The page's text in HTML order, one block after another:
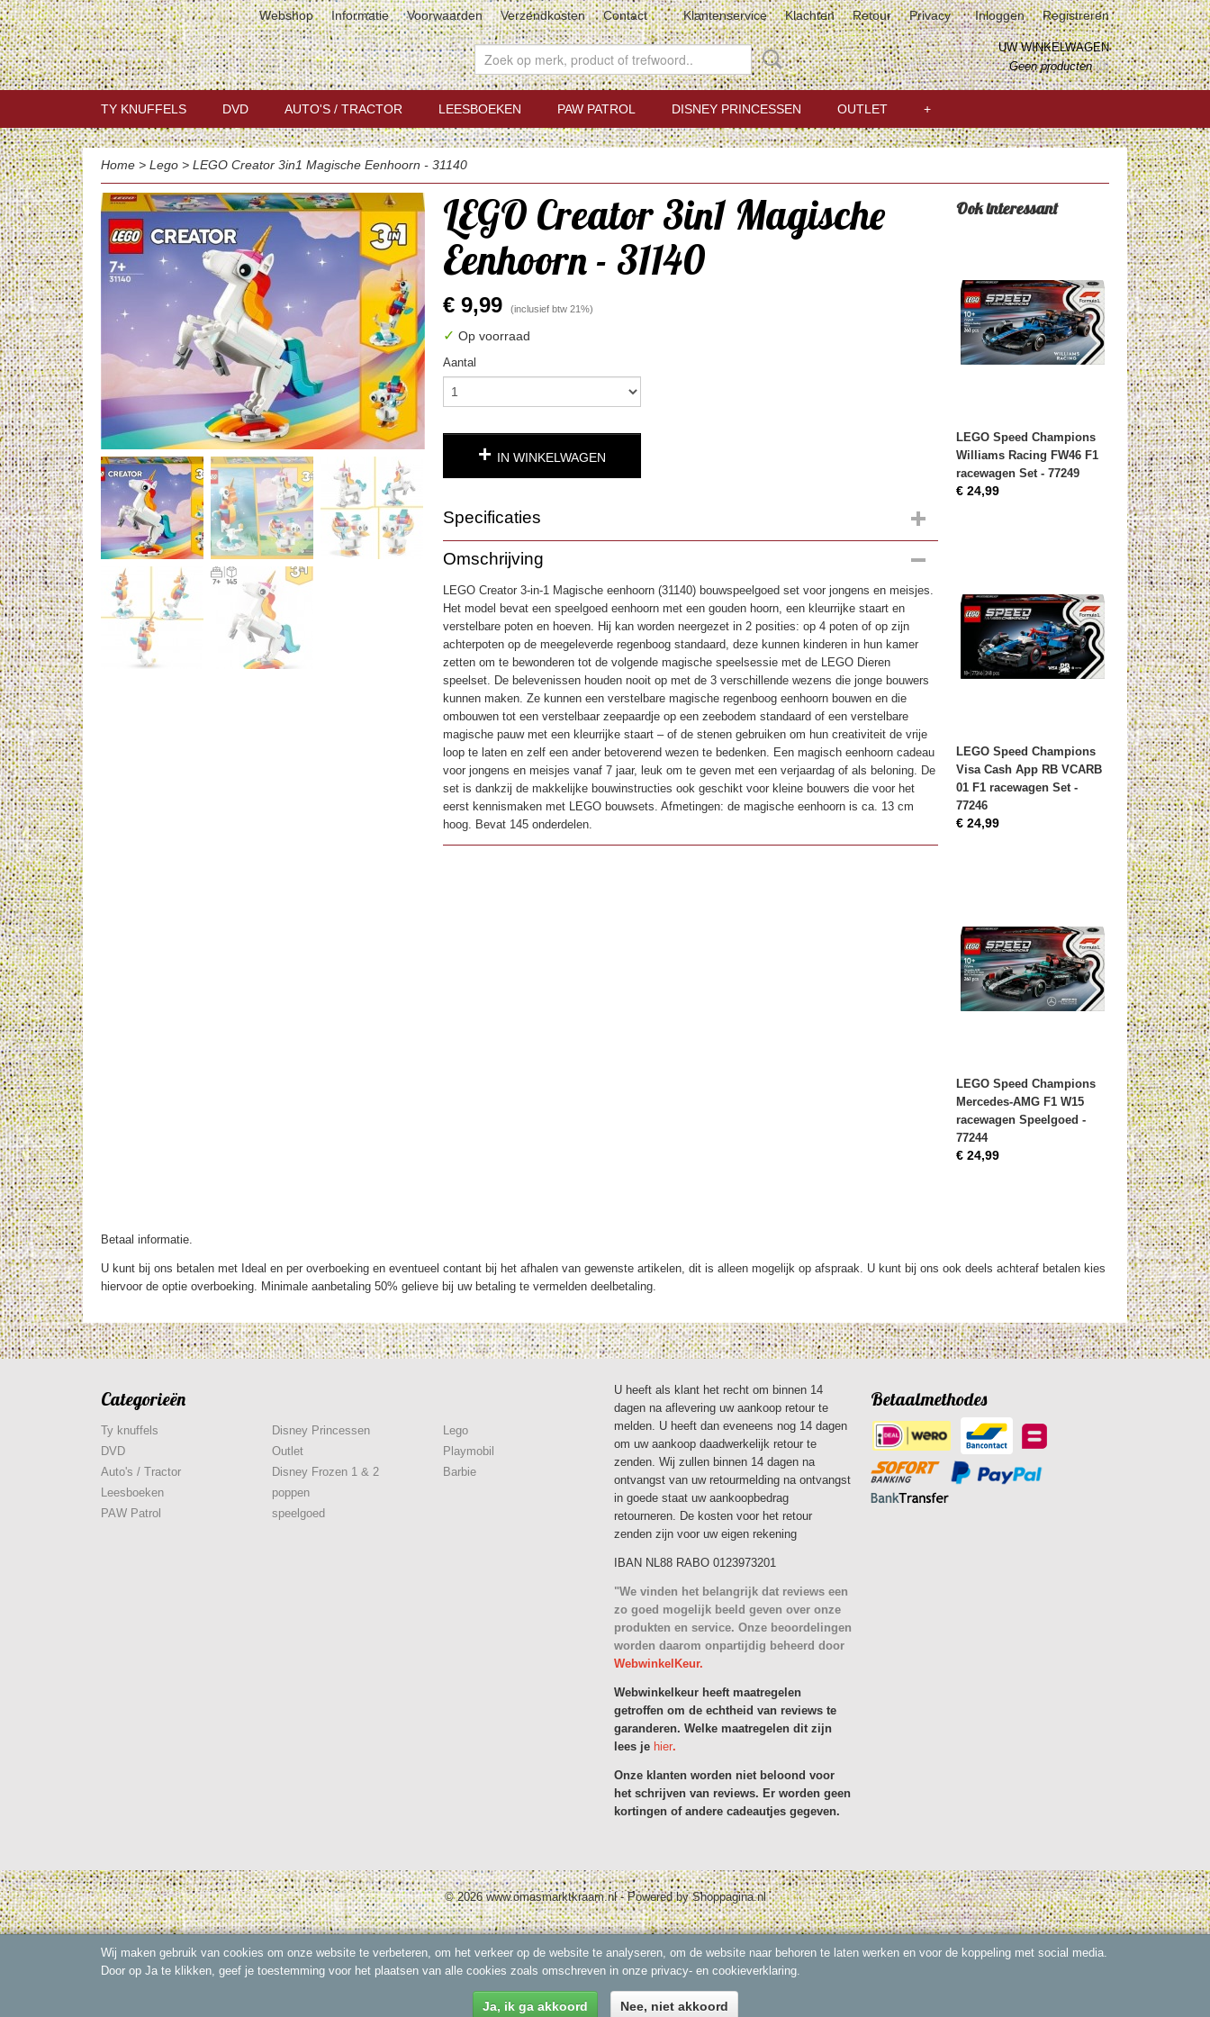
Webshop Informatie Voorwaarden Verzendkosten Contact Klantenservice Klachten Retour Privacy Inloggen Registreren
UW WINKELWAGEN
Geen producten(0)
TY KNUFFELS DVD AUTO'S / TRACTOR LEESBOEKEN PAW PATROL DISNEY PRINCESSEN OUTLET +
Home > Lego > LEGO Creator 3in1 Magische Eenhoorn - 31140
LEGO Creator 3in1 Magische
Eenhoorn - 31140
€ 9,99 (inclusief btw 21%)
✓ Op voorraad
Aantal
IN WINKELWAGEN
Specificaties
Productcode
EAN code
Omschrijving
LEGO Creator 3-in-1 Magische eenhoorn (31140) bouwspeelgoed set voor jongens en meisjes.
Het model bevat een speelgoed eenhoorn met een gouden hoorn, een kleurrijke staart en
verstelbare poten en hoeven. Hij kan worden neergezet in 2 posities: op 4 poten of op zijn
achterpoten op de meegeleverde regenboog standaard, deze kunnen kinderen in hun kamer
zetten om te bewonderen tot de volgende magische speelsessie met de LEGO Dieren
speelset. De belevenissen houden nooit op met de 3 verschillende wezens die jonge bouwers
kunnen maken. Ze kunnen een verstelbare magische regenboog eenhoorn bouwen en die
ombouwen tot een verstelbaar zeepaardje op een zeebodem standaard of een verstelbare
magische pauw met een kleurrijke staart – of de stenen gebruiken om hun creativiteit de vrije
loop te laten en zelf een ander betoverend wezen te bedenken. Een magisch eenhoorn cadeau
voor jongens en meisjes vanaf 7 jaar, leuk om te geven met een verjaardag of als beloning. De
set is dankzij de makkelijke bouwinstructies ook geschikt voor kleine bouwers die voor het
eerst kennismaken met LEGO bouwsets. Afmetingen: de magische eenhoorn is ca. 13 cm
hoog. Bevat 145 onderdelen.
Ook interessant
LEGO Speed Champions
Williams Racing FW46 F1
racewagen Set - 77249
€ 24,99
LEGO Speed Champions
Visa Cash App RB VCARB
01 F1 racewagen Set -
77246
€ 24,99
LEGO Speed Champions
Mercedes-AMG F1 W15
racewagen Speelgoed -
77244
€ 24,99
Betaal informatie.
U kunt bij ons betalen met Ideal en per overboeking en eventueel contant bij het afhalen van gewenste artikelen, dit is alleen mogelijk op afspraak. U kunt bij ons ook deels achteraf betalen kies
hiervoor de optie overboeking. Minimale aanbetaling 50% gelieve bij uw betaling te vermelden deelbetaling.
Categorieën
Ty knuffels
DVD
Auto's / Tractor
Leesboeken
PAW Patrol
Disney Princessen
Outlet
Disney Frozen 1 & 2
poppen
speelgoed
Lego
Playmobil
Barbie
U heeft als klant het recht om binnen 14
dagen na aflevering uw aankoop retour te
melden. U heeft dan eveneens nog 14 dagen
om uw aankoop daadwerkelijk retour te
zenden. Wij zullen binnen 14 dagen na
ontvangst van uw retourmelding na ontvangst
in goede staat uw aankoopbedrag
retourneren. De kosten voor het retour
zenden zijn voor uw eigen rekening
IBAN NL88 RABO 0123973201
"We vinden het belangrijk dat reviews een
zo goed mogelijk beeld geven over onze
produkten en service. Onze beoordelingen
worden daarom onpartijdig beheerd door
WebwinkelKeur.
Webwinkelkeur heeft maatregelen
getroffen om de echtheid van reviews te
garanderen. Welke maatregelen dit zijn
lees je hier.
Onze klanten worden niet beloond voor
het schrijven van reviews. Er worden geen
kortingen of andere cadeautjes gegeven.
Betaalmethodes
© 2026 www.omasmarktkraam.nl - Powered by Shoppagina.nl
Wij maken gebruik van cookies om onze website te verbeteren, om het verkeer op de website te analyseren, om de website naar behoren te laten werken en voor de koppeling met social media.
Door op Ja te klikken, geef je toestemming voor het plaatsen van alle cookies zoals omschreven in onze privacy- en cookieverklaring.
Ja, ik ga akkoord Nee, niet akkoord